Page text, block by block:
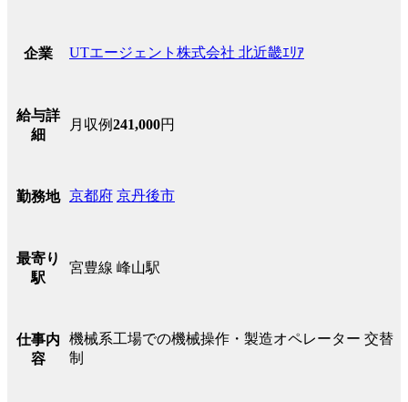
企業 UTエージェント株式会社 北近畿ｴﾘｱ
給与詳
細
月収例241,000円
勤務地 京都府 京丹後市
最寄り
駅
宮豊線 峰山駅
仕事内
容
機械系工場での機械操作・製造オペレーター 交替
制